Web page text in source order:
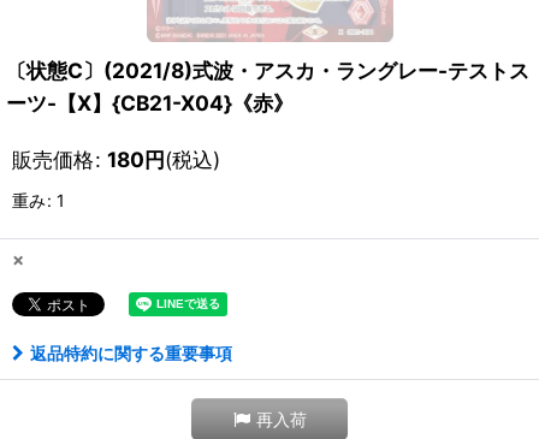
〔状態C〕(2021/8)式波・アスカ・ラングレー-テストス
ーツ-【X】{CB21-X04}《赤》
販売価格: 180円(税込)
重み: 1
×
返品特約に関する重要事項
再入荷